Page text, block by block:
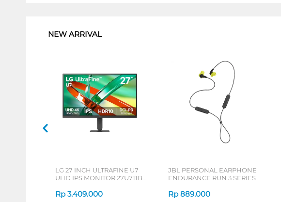
NEW ARRIVAL
LG 27 INCH ULTRAFINE U7
UHD IPS MONITOR 27U711B-
Rp 3.409.000
JBL PERSONAL EARPHONE
ENDURANCE RUN 3 SERIES
Rp 889.000